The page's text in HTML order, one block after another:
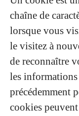
chaîne de
lorsque vous
le visitez à
de reconnaître
les
précédemment
cookies